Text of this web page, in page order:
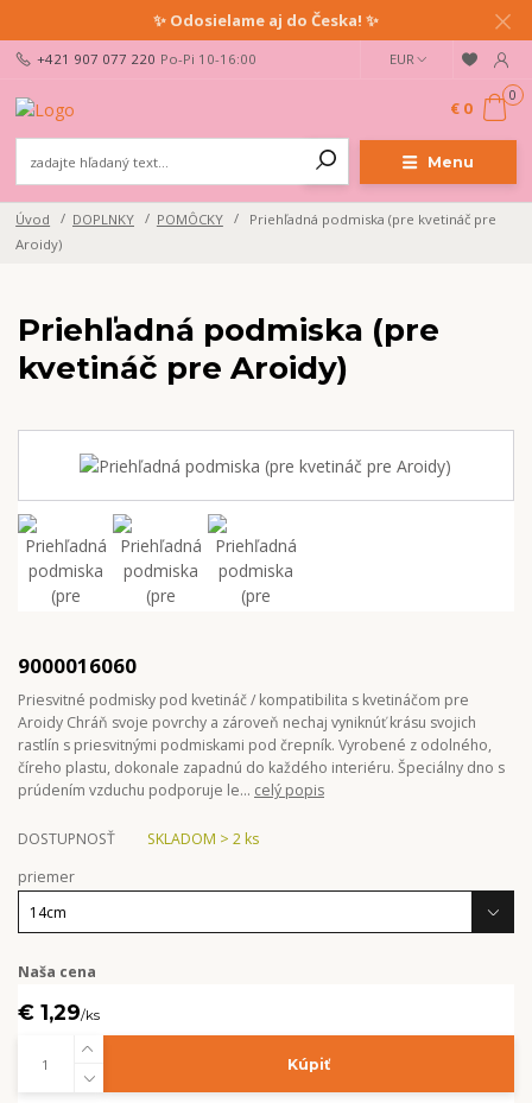
✨ Odosielame aj do Česka! ✨
Menu
EUR
+421 907 077 220 Po-Pi 10-16:00
0
€ 0
Úvod DOPLNKY POMÔCKY
Priehľadná podmiska (pre kvetináč pre
Aroidy)
Priehľadná podmiska (pre
kvetináč pre Aroidy)
9000016060
Priesvitné podmisky pod kvetináč / kompatibilita s kvetináčom pre
Aroidy Chráň svoje povrchy a zároveň nechaj vyniknúť krásu svojich
rastlín s priesvitnými podmiskami pod črepník. Vyrobené z odolného,
číreho plastu, dokonale zapadnú do každého interiéru. Špeciálny dno s
prúdením vzduchu podporuje le... celý popis
DOSTUPNOSŤ
SKLADOM > 2 ks
priemer
Naša cena
€ 1,29/ks
Kúpiť